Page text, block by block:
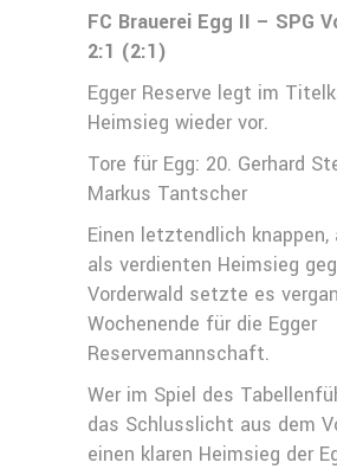
FC Brauerei Egg II – SPG
2:1 (2:1)
Egger Reserve legt im
Heimsieg wieder vor.
Tore für Egg: 20. Gerhard
Markus Tantscher
Einen letztendlich knappen,
als verdienten Heimsieg
Vorderwald setzte es
Wochenende für die Egger
Reservemannschaft.
Wer im Spiel des
das Schlusslicht aus dem
einen klaren Heimsieg der